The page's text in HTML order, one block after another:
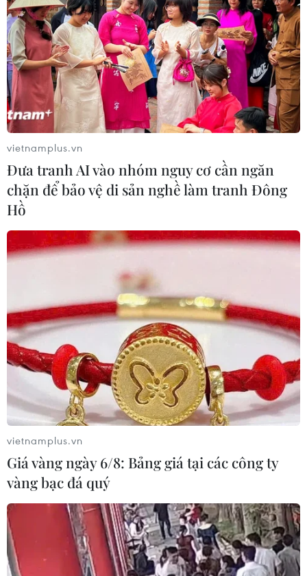
TIN CÙNG CHUYÊN MỤC
Chủ tịch Liên đoàn Bóng đá thế giới
chịu sức ép chưa từng có
06/08/2026 04:12
Futsal Việt Nam bất bại sau trận hòa
vietnamplus.vn
Đưa tranh AI vào nhóm nguy cơ cần ngăn
chặn để bảo vệ di sản nghề làm tranh Đông
Hồ
vietnamplus.vn
Giá vàng ngày 6/8: Bảng giá tại các công ty
vàng bạc đá quý